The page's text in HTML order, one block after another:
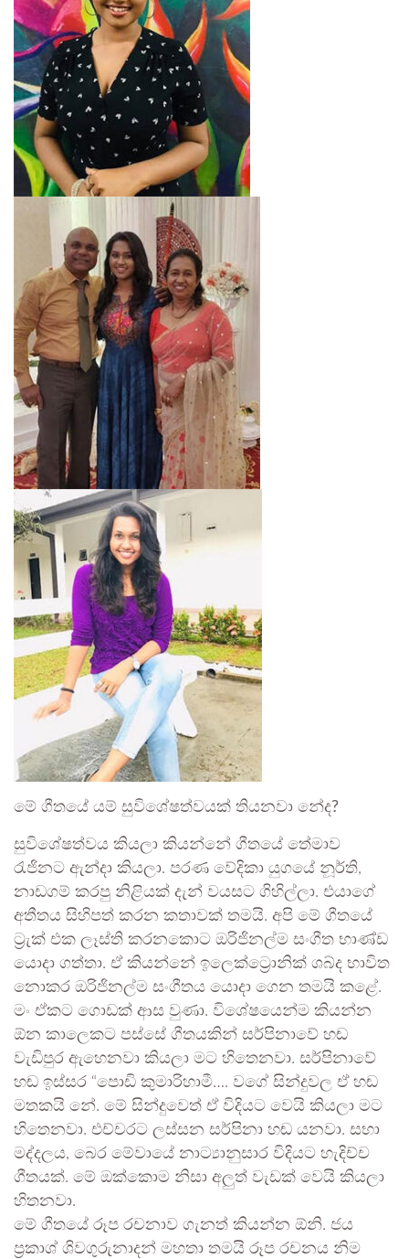
මේ ගීතයේ යම් සුවිශේෂත්වයක් තියනවා නේද?
සුවිශේෂත්වය කියලා කියන්නේ ගීතයේ තේමාව
රැජිනට ඇන්දා කියලා. පරණ වේදිකා යුගයේ නූර්ති,
නාඩගම් කරපු නිළියක් දැන් වයසට ගිහිල්ලා. එයාගේ
අතීතය සිහිපත් කරන කතාවක් තමයි. අපි මේ ගීතයේ
ට්‍රැක් එක ලෑස්ති කරනකොට ඔරිජිනල්ම සංගීත භාණ්ඩ
යොදා ගත්තා. ඒ කියන්නේ ඉලෙක්ට්‍රොනික් ශබ්ද භාවිත
නොකර ඔරිජිනල්ම සංගීතය යොදා ගෙන තමයි කළේ.
මං ඒකට ගොඩක් ආස වුණා. විශේෂයෙන්ම කියන්න
ඕන කාලෙකට පස්සේ ගීතයකින් සර්පිනාවේ හඬ
වැඩිපුර ඇහෙනවා කියලා මට හිතෙනවා. සර්පිනාවේ
හඬ ඉස්සර “පොඩි කුමාරිහාමී…. වගේ සින්දුවල ඒ හඬ
මතකයි නේ. මේ සින්දුවෙත් ඒ විදියට වෙයි කියලා මට
හිතෙනවා. එච්චරට ලස්සන සර්පිනා හඬ යනවා. සභා
මද්දලය, බෙර මේවායේ නාට්‍යානුසාර විදියට හැදිච්ච
ගීතයක්. මේ ඔක්කොම නිසා අලුත් වැඩක් වෙයි කියලා
හිතනවා.
මේ ගීතයේ රූප රචනාව ගැනත් කියන්න ඕනි. ජය
ප්‍රකාශ් ශිවගුරුනාදන් මහතා තමයි රූප රචනය නිම